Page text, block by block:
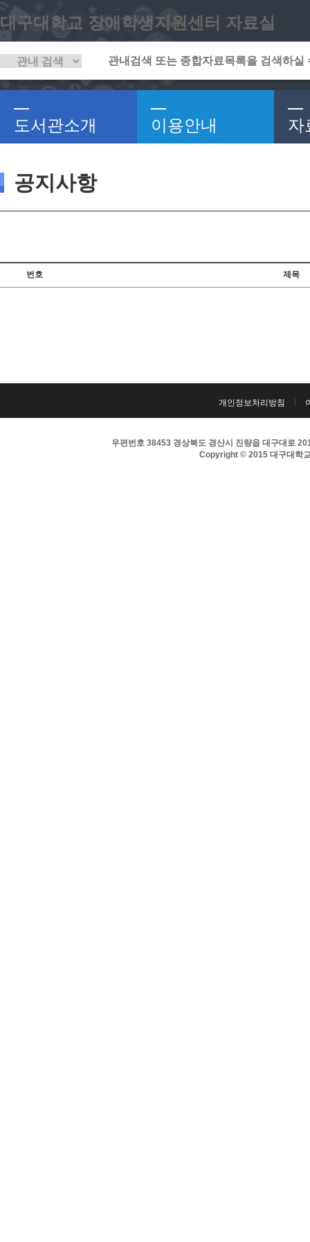
대구대학교 장애학생지원센터 자료실
도서관소개 이용안내 자
공지사항
번호 제목
개인정보처리방침
우편번호 38453 경상북도 경산시 진량읍 대구대로
Copyright © 2015 대구대학